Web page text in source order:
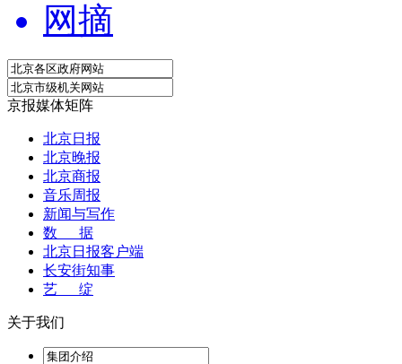
网摘
京报媒体矩阵
北京日报
北京晚报
北京商报
音乐周报
新闻与写作
数 据
北京日报客户端
长安街知事
艺 绽
关于我们